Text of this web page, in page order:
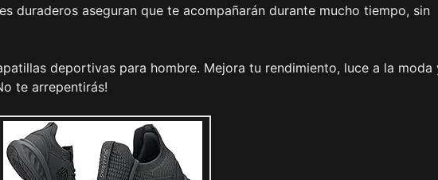
duraderos aseguran que te acompañarán durante mucho tiempo, sin
deportivas para hombre. Mejora tu rendimiento, luce a la moda
te arrepentirás!